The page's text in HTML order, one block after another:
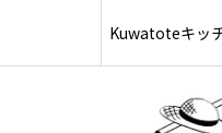
Kuwatoteキッ